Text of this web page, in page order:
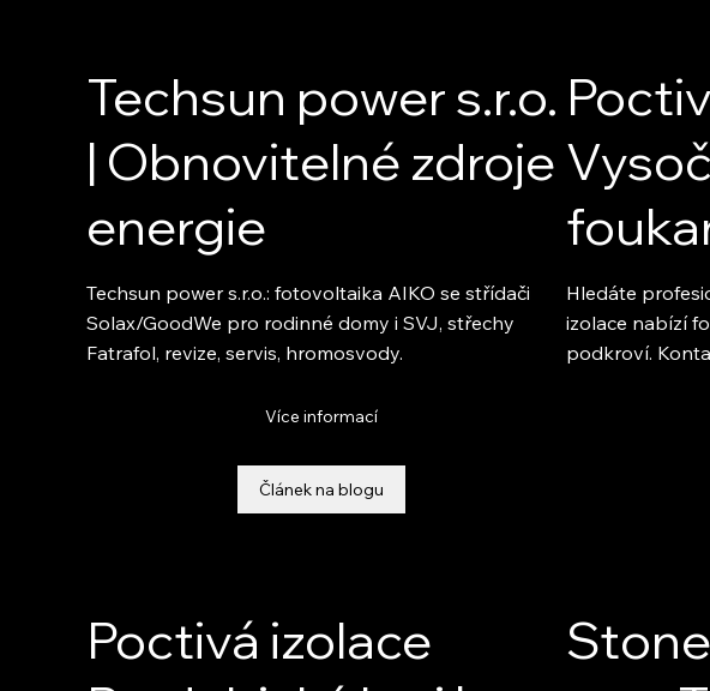
Techsun power s.r.o.
| Obnovitelné zdroje
energie
Techsun power s.r.o.: fotovoltaika AIKO se střídači
Solax/GoodWe pro rodinné domy i SVJ, střechy
Fatrafol, revize, servis, hromosvody.
Více informací
Článek na blogu
Hledáte
izolace nabízí
podkroví.
Poctivá izolace